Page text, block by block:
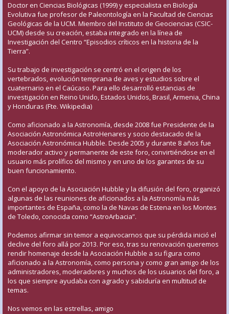
Doctor en Ciencias Biológicas (1999) y especialista en Biología
Evolutiva fue profesor de Paleontología en la Facultad de Ciencias
Geológicas de la UCM. Miembro del Instituto de Geociencias (CSIC-
UCM) desde su creación, estaba integrado en la línea de
Investigación del Centro “Episodios críticos en la historia de la
Tierra”.
Su trabajo de investigación se centró en el origen de los
vertebrados, evolución temprana de aves y estudios sobre el
cuaternario en el Caúcaso. Para ello desarrolló estancias de
investigación en Reino Unido, Estados Unidos, Brasil, Armenia, China
y Honduras (Fte. Wikipedia)
Como aficionado a la Astronomía, desde 2008 fue Presidente de la
Asociación Astronómica AstroHenares y socio destacado de la
Asociación Astronómica Hubble. Desde 2005 y durante 8 años fue
moderador activo y permanente de este foro, convirtiéndose en el
usuario más prolífico del mismo y en uno de los garantes de su
buen funcionamiento.
Con el apoyo de la Asociación Hubble y la difusión del foro, organizó
algunas de las reuniones de aficionados a la Astronomía más
importantes de España, como la de Navas de Estena en los Montes
de Toledo, conocida como “AstroArbacia”.
Podemos afirmar sin temor a equivocarnos que su pérdida inició el
declive del foro allá por 2013. Por eso, tras su renovación queremos
rendir homenaje desde la Asociación Hubble a su figura como
aficionado a la Astronomía, como persona y como gran amigo de los
administradores, moderadores y muchos de los usuarios del foro, a
los que siempre ayudaba con agrado y sabiduría en multitud de
temas.
Nos vemos en las estrellas, amigo